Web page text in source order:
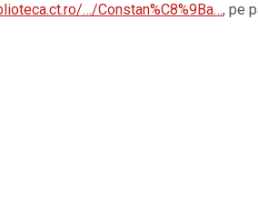
…/Constan%C8%9Ba…, pe